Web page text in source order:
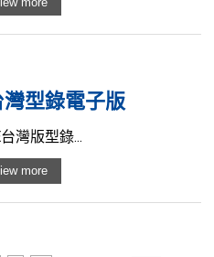
灣型錄電子版
灣版型錄...